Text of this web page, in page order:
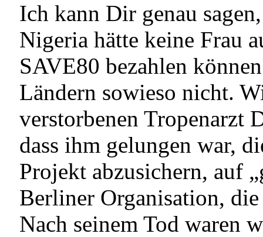
Ich kann Dir genau
Nigeria hätte keine Frau
SAVE80 bezahlen
Ländern sowieso nicht.
verstorbenen Tropenarzt
dass ihm gelungen war,
Projekt abzusichern, auf
Berliner Organisation,
Nach seinem Tod waren